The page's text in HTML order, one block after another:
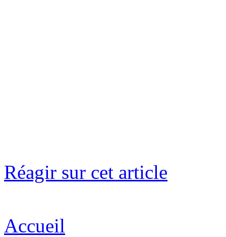
Réagir sur cet article
Accueil